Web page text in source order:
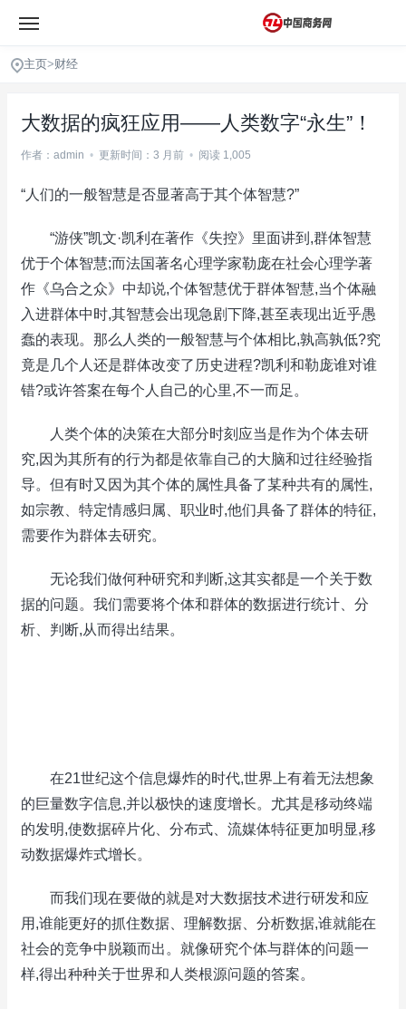
主页>财经
大数据的疯狂应用——人类数字“永生”！
作者：admin • 更新时间：3 月前 • 阅读 1,005
“人们的一般智慧是否显著高于其个体智慧?”
“游侠”凯文·凯利在著作《失控》里面讲到,群体智慧
优于个体智慧;而法国著名心理学家勒庞在社会心理学著
作《乌合之众》中却说,个体智慧优于群体智慧,当个体融
入进群体中时,其智慧会出现急剧下降,甚至表现出近乎愚
蠢的表现。那么人类的一般智慧与个体相比,孰高孰低?究
竟是几个人还是群体改变了历史进程?凯利和勒庞谁对谁
错?或许答案在每个人自己的心里,不一而足。
人类个体的决策在大部分时刻应当是作为个体去研
究,因为其所有的行为都是依靠自己的大脑和过往经验指
导。但有时又因为其个体的属性具备了某种共有的属性,
如宗教、特定情感归属、职业时,他们具备了群体的特征,
需要作为群体去研究。
无论我们做何种研究和判断,这其实都是一个关于数
据的问题。我们需要将个体和群体的数据进行统计、分
析、判断,从而得出结果。
在21世纪这个信息爆炸的时代,世界上有着无法想象
的巨量数字信息,并以极快的速度增长。尤其是移动终端
的发明,使数据碎片化、分布式、流媒体特征更加明显,移
动数据爆炸式增长。
而我们现在要做的就是对大数据技术进行研发和应
用,谁能更好的抓住数据、理解数据、分析数据,谁就能在
社会的竞争中脱颖而出。就像研究个体与群体的问题一
样,得出种种关于世界和人类根源问题的答案。